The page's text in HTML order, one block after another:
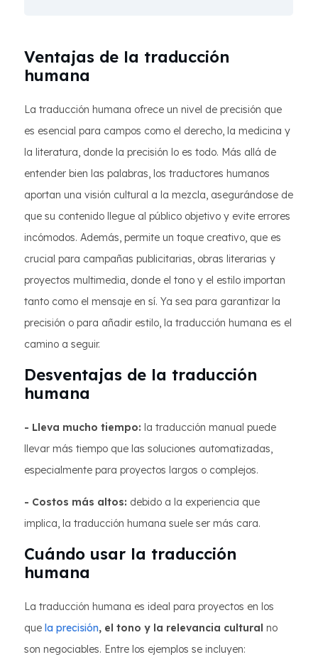
Ventajas de la traducción
humana
La traducción humana ofrece un nivel de precisión que
es esencial para campos como el derecho, la medicina y
la literatura, donde la precisión lo es todo. Más allá de
entender bien las palabras, los traductores humanos
aportan una visión cultural a la mezcla, asegurándose de
que su contenido llegue al público objetivo y evite errores
incómodos. Además, permite un toque creativo, que es
crucial para campañas publicitarias, obras literarias y
proyectos multimedia, donde el tono y el estilo importan
tanto como el mensaje en sí. Ya sea para garantizar la
precisión o para añadir estilo, la traducción humana es el
camino a seguir.
Desventajas de la traducción
humana
- Lleva mucho tiempo: la traducción manual puede
llevar más tiempo que las soluciones automatizadas,
especialmente para proyectos largos o complejos.
- Costos más altos: debido a la experiencia que
implica, la traducción humana suele ser más cara.
Cuándo usar la traducción
humana
La traducción humana es ideal para proyectos en los
que la precisión, el tono y la relevancia cultural no
son negociables. Entre los ejemplos se incluyen: